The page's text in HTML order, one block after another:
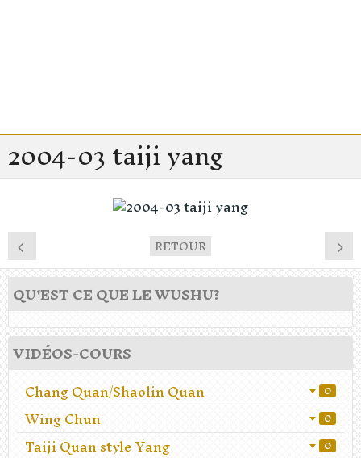
2004-03 taiji yang
RETOUR
QU'EST CE QUE LE WUSHU?
VIDÉOS-COURS
Chang Quan/Shaolin Quan
0
Wing Chun 0
Taiji Quan style Yang 0